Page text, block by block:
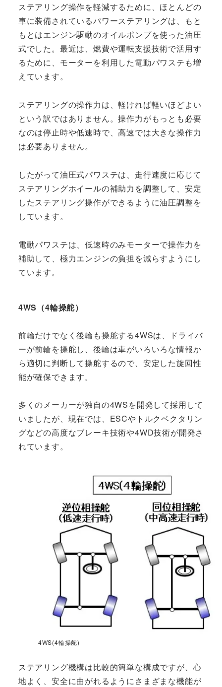
ステアリング操作を軽減するために、ほとんどの
車に装備されているパワーステアリングは、もと
もとはエンジン駆動のオイルポンプを使った油圧
式でした。最近は、燃費や運転支援技術で活用す
るために、モーターを利用した電動パワステも増
えています。
ステアリングの操作力は、軽ければ軽いほどよい
という訳ではありません。操作力がもっとも必要
なのは停止時や低速時で、高速では大きな操作力
は必要ありません。
したがって油圧式パワステは、走行速度に応じて
ステアリングホイールの補助力を調整して、安定
したステアリング操作ができるように油圧調整を
しています。
電動パワステは、低速時のみモーターで操作力を
補助して、極力エンジンの負担を減らすようにし
ています。
4WS（4輪操舵）
前輪だけでなく後輪も操舵する4WSは、ドライバ
ーが前輪を操舵し、後輪は車がいろいろな情報か
ら適切に判断して操舵するので、安定した旋回性
能が確保できます。
多くのメーカーが独自の4WSを開発して採用して
いましたが、現在では、ESCやトルクベクタリン
グなどの高度なブレーキ技術や4WD技術が開発さ
れています。
4WS(4輪操舵)
ステアリング機構は比較的簡単な構成ですが、心
地よく、安全に曲がれるようにさまざまな機能が